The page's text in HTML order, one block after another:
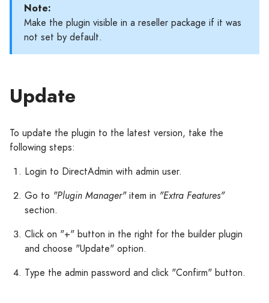
Note:
Make the plugin visible in a reseller package if it was
not set by default.
Update
To update the plugin to the latest version, take the
following steps:
Login to DirectAdmin with admin user.
Go to "Plugin Manager"item in "Extra Features"
section.
Click on "+" button in the right for the builder plugin
and choose "Update" option.
Type the admin password and click "Confirm" button.